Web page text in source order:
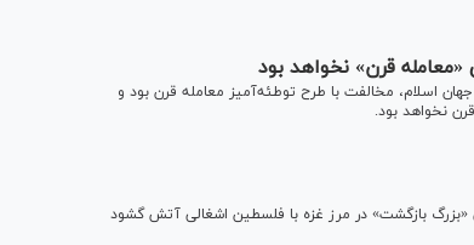
قرن» نخواهد بود
اسلام، مخالفت با طرح توطئه‌آمیز معامله قرن بود و
نخواهد بود.
بازگشت» در مرز غزه با فلسطین اشغالی آتش گشود